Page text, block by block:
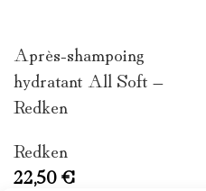
Après-shampoing
hydratant All Soft –
Redken
Redken
22,50€